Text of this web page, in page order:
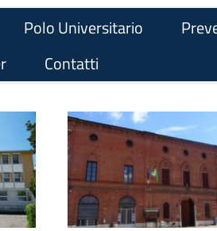
Polo Universitario
Contatti